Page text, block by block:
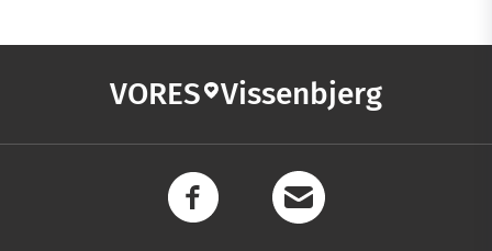
VORES Vissenbjerg